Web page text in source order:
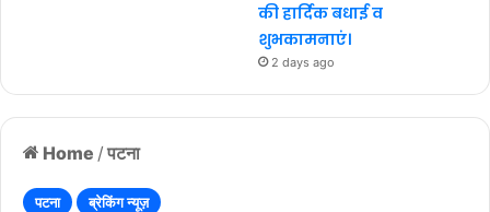
Home / पटना
पटना ब्रेकिंग न्यूज़
की हार्दिक बधाई व
शुभकामनाएं।
2 days ago